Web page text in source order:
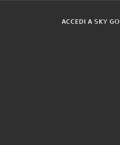
ACCEDI A SKY GO